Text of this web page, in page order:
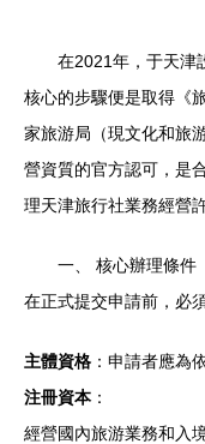
在2021年，于天津
核心的步驟便是取得《
家旅游局（現文化和旅
營資質的官方認可，是
理天津旅行社業務經營
一、 核心辦理條件
在正式提交申請前，必
主體資格 ：申請者應為
注冊資本：
經營國內旅游業務和入